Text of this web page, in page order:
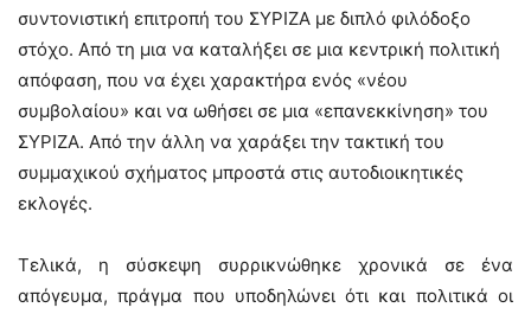
συντονιστική επιτροπή του ΣΥΡΙΖΑ με διπλό φιλόδοξο
στόχο. Από τη μια να καταλήξει σε μια κεντρική πολιτική
απόφαση, που να έχει χαρακτήρα ενός «νέου
συμβολαίου» και να ωθήσει σε μια «επανεκκίνηση» του
ΣΥΡΙΖΑ. Από την άλλη να χαράξει την τακτική του
συμμαχικού σχήματος μπροστά στις αυτοδιοικητικές
εκλογές.
Τελικά, η σύσκεψη συρρικνώθηκε χρονικά σε ένα
απόγευμα, πράγμα που υποδηλώνει ότι και πολιτικά οι